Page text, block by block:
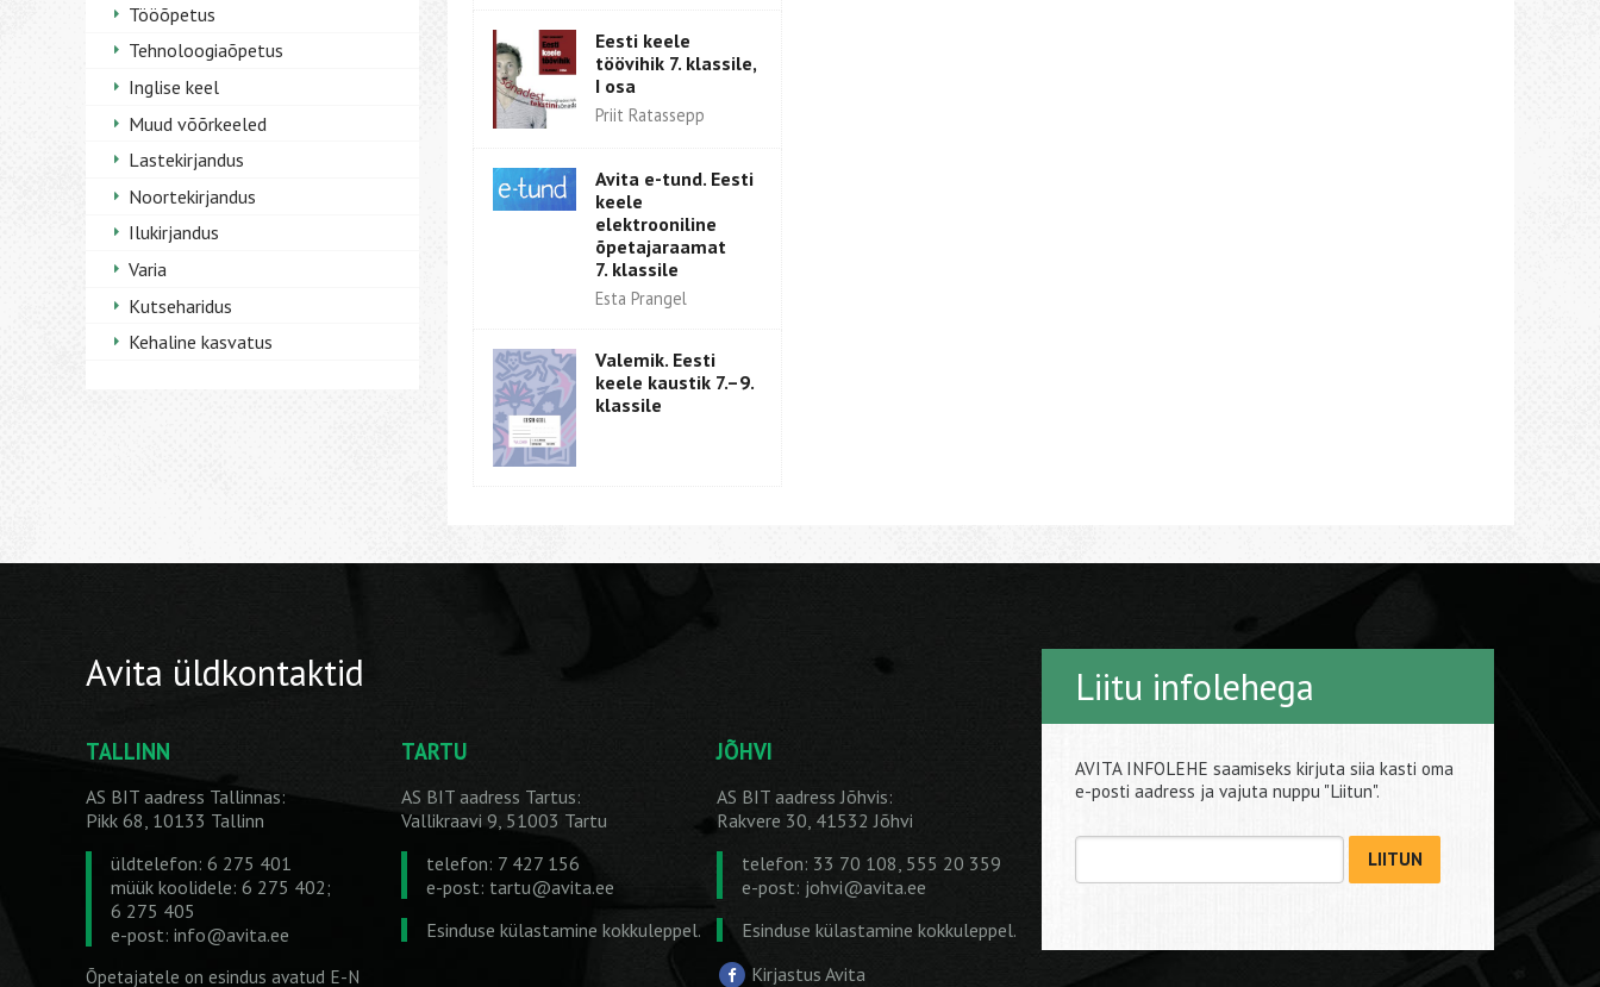
Tööõpetus
Tehnoloogiaõpetus
Inglise keel
Muud võõrkeeled
Lastekirjandus
Noortekirjandus
Ilukirjandus
Varia
Kutseharidus
Kehaline kasvatus
Eesti keele
töövihik 7. klassile,
I osa
Priit Ratassepp
Avita e-tund. Eesti
keele
elektrooniline
õpetajaraamat
7. klassile
Esta Prangel
Valemik. Eesti
keele kaustik 7.–9.
klassile
Avita üldkontaktid
TALLINN
AS BIT aadress Tallinnas:
Pikk 68, 10133 Tallinn
üldtelefon: 6 275 401
müük koolidele: 6 275 402;
6 275 405
e-post: info@avita.ee
Õpetajatele on esindus avatud E-N
TARTU
AS BIT aadress Tartus:
Vallikraavi 9, 51003 Tartu
telefon: 7 427 156
e-post: tartu@avita.ee
Esinduse külastamine kokkuleppel.
JÕHVI
AS BIT aadress Jõhvis:
Rakvere 30, 41532 Jõhvi
telefon: 33 70 108, 555 20 359
e-post: johvi@avita.ee
Esinduse külastamine kokkuleppel.
Kirjastus Avita
Liitu infolehega
AVITA INFOLEHE saamiseks kirjuta siia kasti oma
e-posti aadress ja vajuta nuppu "Liitun".
LIITUN